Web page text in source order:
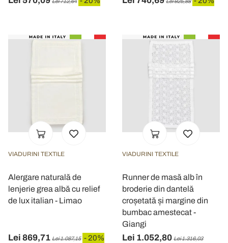
VIADURINI TEXTILE
Alergare naturală de
lenjerie grea albă cu relief
de lux italian - Limao
Lei 869,71 Lei 1.087,15 - 20%
VIADURINI TEXTILE
Runner de masă alb în
broderie din dantelă
croșetată și margine din
bumbac amestecat -
Giangi
Lei 1.052,80 Lei 1.316,03